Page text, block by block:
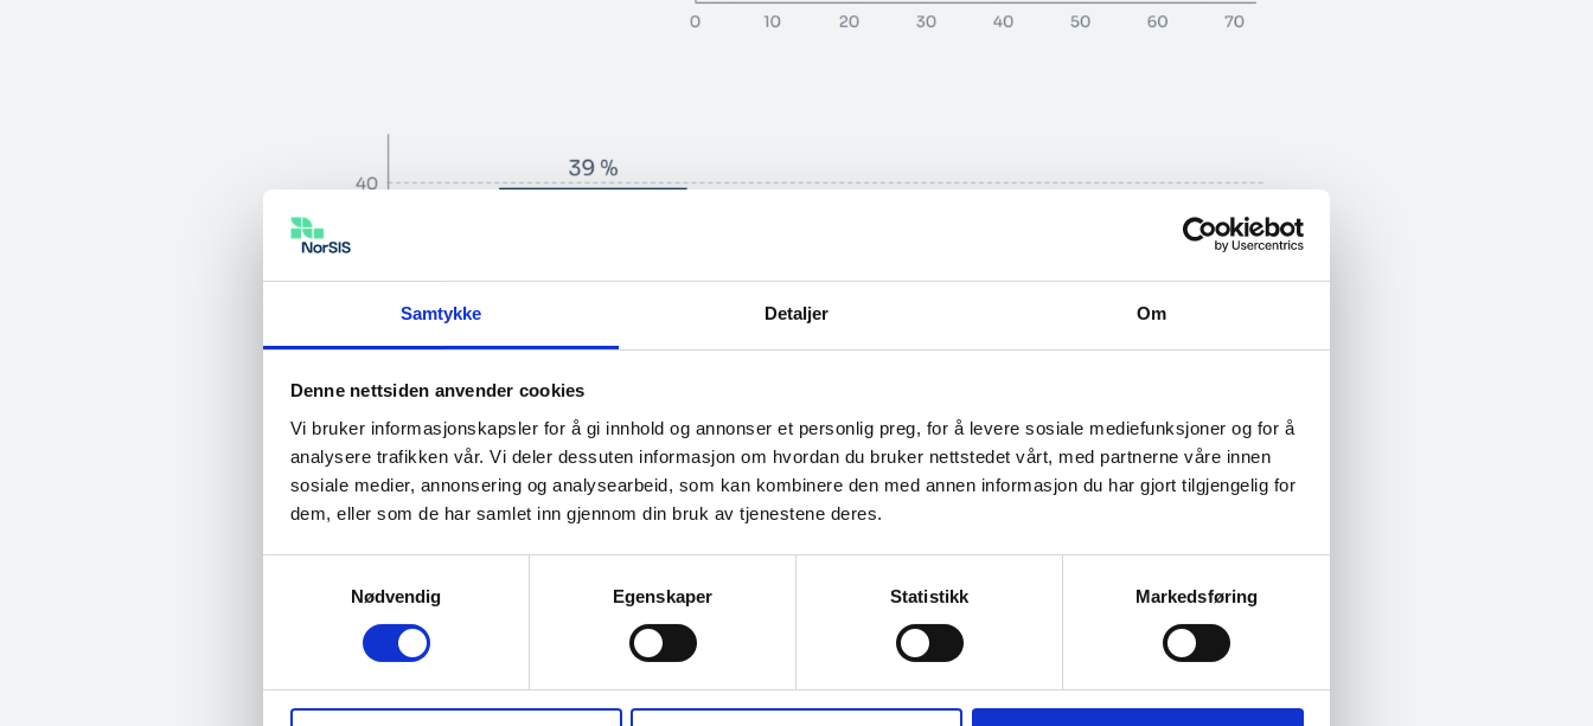
Samtykke Detaljer Om
Denne nettsiden anvender cookies
Vi bruker informasjonskapsler for å gi innhold og annonser et personlig preg, for å levere sosiale mediefunksjoner og for å
analysere trafikken vår. Vi deler dessuten informasjon om hvordan du bruker nettstedet vårt, med partnerne våre innen
sosiale medier, annonsering og analysearbeid, som kan kombinere den med annen informasjon du har gjort tilgjengelig for
dem, eller som de har samlet inn gjennom din bruk av tjenestene deres.
Nødvendig
Egenskaper Statistikk Markedsføring
Kunnskap om sosial manipulering